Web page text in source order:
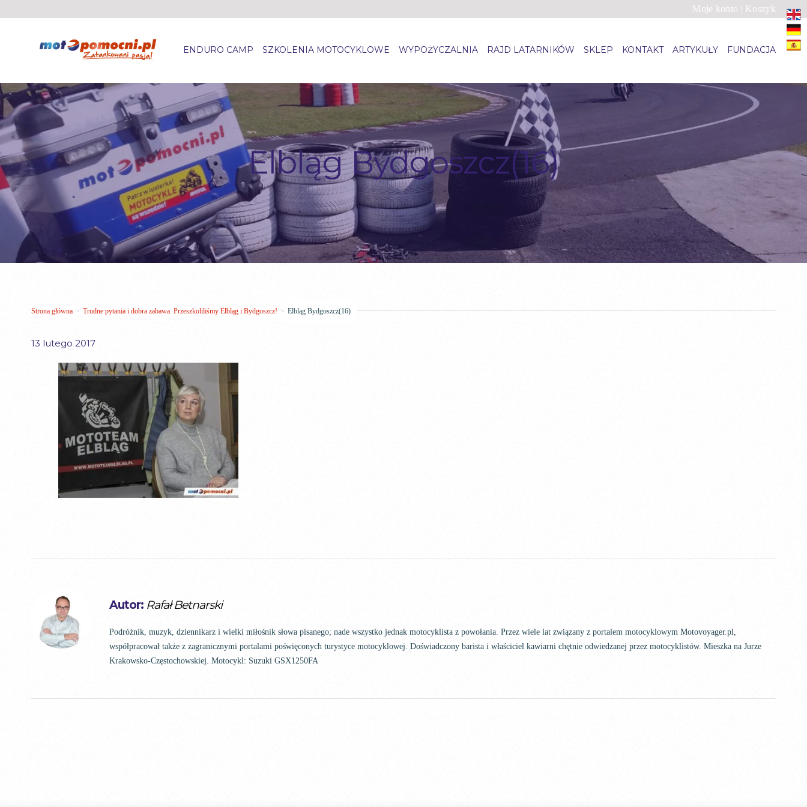
Moje konto | Koszyk
ENDURO CAMP SZKOLENIA MOTOCYKLOWE WYPOŻYCZALNIA RAJD LATARNIKÓW SKLEP KONTAKT ARTYKUŁY FUNDACJA
Elbląg Bydgoszcz(16)
Strona główna > Trudne pytania i dobra zabawa. Przeszkoliliśmy Elbląg i Bydgoszcz! > Elbląg Bydgoszcz(16)
13 lutego 2017
Autor: Rafał Betnarski
Podróżnik, muzyk, dziennikarz i wielki miłośnik słowa pisanego; nade wszystko jednak motocyklista z powołania. Przez wiele lat związany z portalem motocyklowym Motovoyager.pl,
współpracował także z zagranicznymi portalami poświęconych turystyce motocyklowej. Doświadczony barista i właściciel kawiarni chętnie odwiedzanej przez motocyklistów. Mieszka na Jurze
Krakowsko-Częstochowskiej. Motocykl: Suzuki GSX1250FA